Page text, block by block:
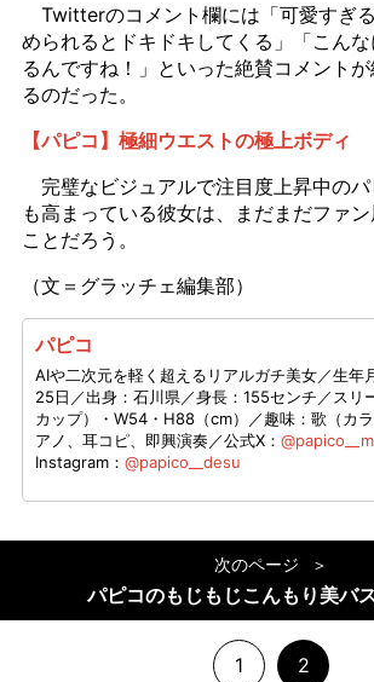
Twitterのコメント欄には「可愛すぎ
められるとドキドキしてくる」「こん
るんですね！」といった絶賛コメント
るのだった。
【パピコ】極細ウエストの極上ボディ
完璧なビジュアルで注目度上昇中の
も高まっている彼女は、まだまだファ
ことだろう。
（文＝グラッチェ編集部）
パピコ
AIや二次元を軽く超えるリアルガチ美女／生年
25日／出身：石川県／身長：155センチ／スリ
カップ）・W54・H88（cm）／趣味：歌（カ
アノ、耳コピ、即興演奏／公式X：
Instagram： @papico__desu
次のページ
パピコのもじもじこんもり美バ
1 2